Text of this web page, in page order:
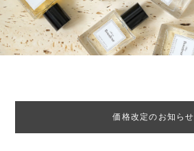
価格改定のお知らせ